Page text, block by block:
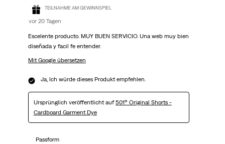
TEILNAHME AM GEWINNSPIEL
vor 20 Tagen
Escelente producto. MUY BUEN SERVICIO. Una web muy bien
diseñada y facil fe entender.
Mit Google übersetzen
Ja, Ich würde dieses Produkt empfehlen.
Ursprünglich veröffentlicht auf501® Original Shorts -
Cardboard Garment Dye
Passform